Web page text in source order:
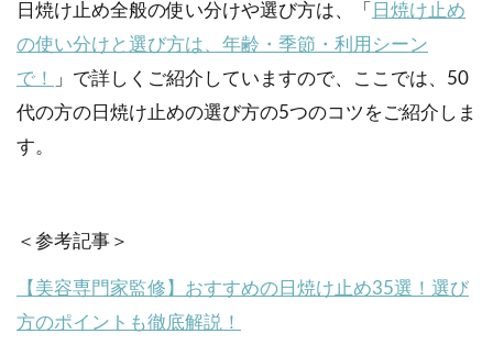
日焼け止め全般の使い分けや選び方は、「 日焼け止め
の使い分けと選び方は、年齢・季節・利用シーン
で！
」で詳しくご紹介していますので、ここでは、50
代の方の日焼け止めの選び方の5つのコツをご紹介しま
す。
＜参考記事＞
【美容専門家監修】おすすめの日焼け止め35選！選び
方のポイントも徹底解説！